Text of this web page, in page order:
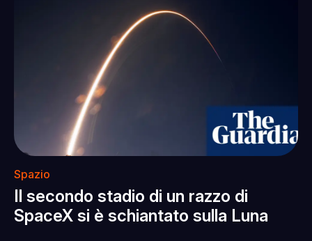
Spazio
Il secondo stadio di un razzo di
SpaceX si è schiantato sulla Luna